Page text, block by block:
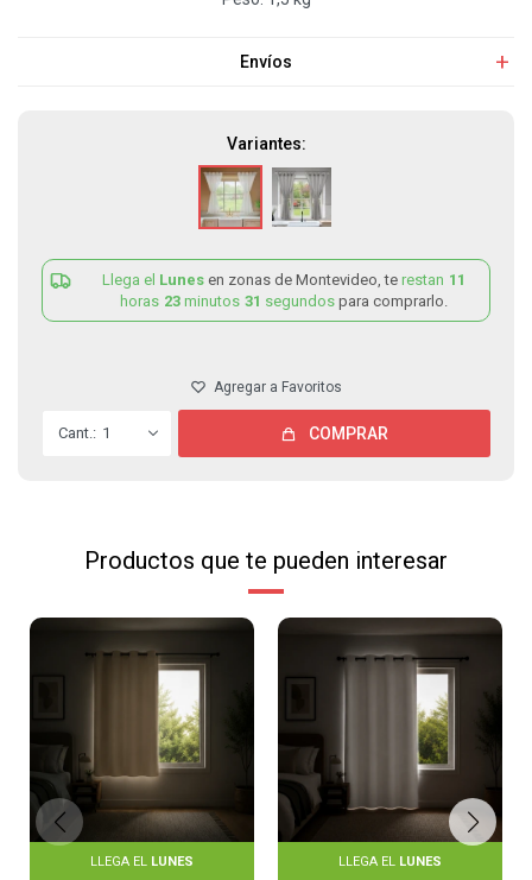
Envíos
Variantes:
Llega el Lunes en zonas de Montevideo, te restan 11
horas 23 minutos 31 segundos para comprarlo.
1 COMPRAR
Productos que te pueden interesar
LLEGA EL LUNES LLEGA EL LUNES